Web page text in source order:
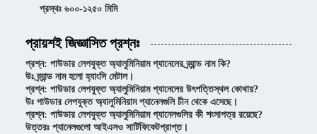
প্রস্থঃ ৬০০-১২৫০ মিমি
প্রায়শই জিজ্ঞাসিত প্রশ্নঃ
প্রশ্ন: পাউডার লেপযুক্ত অ্যালুমিনিয়াম প্যানেলের ব্র্যান্ড নাম কি?
উঃ ব্র্যান্ড নাম হলো হ্যাংসি মেটাল।
প্রশ্ন: পাউডার লেপযুক্ত অ্যালুমিনিয়াম প্যানেলের উৎপত্তিস্থল কোথায়?
উঃ পাউডার লেপযুক্ত অ্যালুমিনিয়াম প্যানেলগুলি চীন থেকে এসেছে।
প্রশ্ন: পাউডার লেপযুক্ত অ্যালুমিনিয়াম প্যানেলগুলির কী শংসাপত্র রয়েছে?
উত্তরঃ প্যানেলগুলো আইএসও সার্টিফিকেটপ্রাপ্ত।